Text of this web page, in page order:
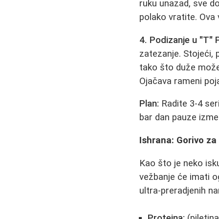
ruku unazad, sve
polako vratite.
4. Podizanje u "T"
zatezanje. Stojeći,
tako što duže
Ojačava rameni
Plan: Radite 3-4
bar dan pauze
Ishrana: Gorivo
Kao što je neko
vežbanje će imati
ultra-preradjenih